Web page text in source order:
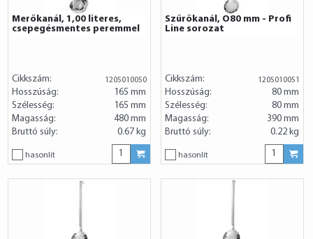
Merőkanál, 1,00 literes,
csepegésmentes peremmel
Cikkszám: 1205010050
Hosszúság:
165 mm
Szélesség:
165 mm
Magasság:
480 mm
Bruttó súly:
0.67 kg
hasonlít
Szűrőkanál, O80 mm - Profi
Line sorozat
Cikkszám: 1205010051
Hosszúság:
80 mm
Szélesség:
80 mm
Magasság:
390 mm
Bruttó súly:
0.22 kg
hasonlít